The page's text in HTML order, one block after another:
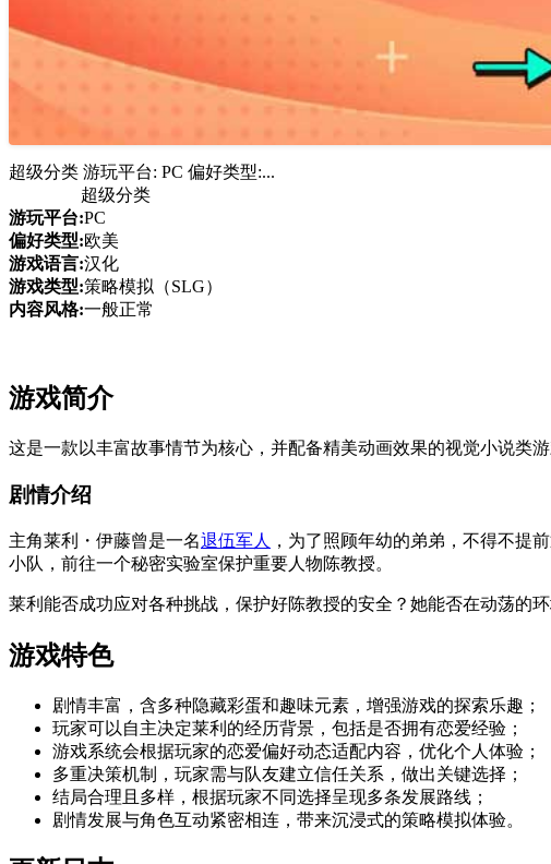
超级分类 游玩平台: PC 偏好类型:...
超级分类
游玩平台:PC
偏好类型:欧美
游戏语言:汉化
游戏类型:策略模拟（SLG）
内容风格:一般正常
游戏简介
这是一款以丰富故事情节为核心，并配备精美动画效果的视觉小说类
剧情介绍
主角莱利・伊藤曾是一名退伍军人
，为了照顾年幼的弟弟，不得不
小队，前往一个秘密实验室保护重要人物陈教授。
莱利能否成功应对各种挑战，保护好陈教授的安全？她能否在动荡的
游戏特色
剧情丰富，含多种隐藏彩蛋和趣味元素，增强游戏的探索乐趣；
玩家可以自主决定莱利的经历背景，包括是否拥有恋爱经验；
游戏系统会根据玩家的恋爱偏好动态适配内容，优化个人体验；
多重决策机制，玩家需与队友建立信任关系，做出关键选择；
结局合理且多样，根据玩家不同选择呈现多条发展路线；
剧情发展与角色互动紧密相连，带来沉浸式的策略模拟体验。